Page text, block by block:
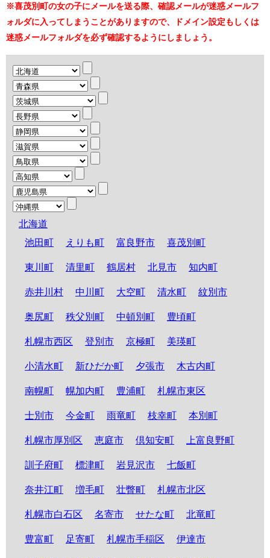
※喜茂別町の女の子にメールを送る際、確認メールが迷惑メールフ
ォルダに入ってしまうことがありますので、ドメイン設定もしくは
迷惑メールフォルダを必ず確認するようにしましょう。
北海道
池田町
えりも町 富良野市 喜茂別町
東川町 清里町 鶴居村 北見市 知内町
赤井川村 中川町 大空町 清水町 紋別市
奥尻町 秩父別町 中頓別町 豊頃町
札幌市西区 登別市 京極町 美瑛町
小清水町 新ひだか町 夕張市 木古内町
南幌町 幌加内町 豊浦町 札幌市東区
士別市 今金町 雨竜町 枝幸町 本別町
札幌市厚別区 恵庭市 倶知安町 上富良野町
訓子府町 標津町 岩見沢市 七飯町
奈井江町 増毛町 壮瞥町 札幌市北区
札幌市白石区 名寄市 せたな町 北竜町
豊富町 足寄町 札幌市手稲区 伊達市